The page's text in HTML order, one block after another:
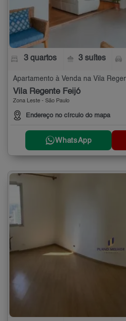
3 quartos 3 suítes
Vila Regente Feijó
Zona Leste - São Paulo
Endereço no círculo do mapa
WhatsApp